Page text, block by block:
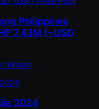
Philippines
7.43M (~USD
Wilson
2024